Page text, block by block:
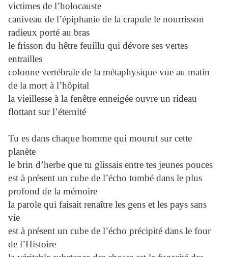
victimes de l’holocauste
caniveau de l’épiphanie de la crapule le nourrisson
radieux porté au bras
le frisson du hêtre feuillu qui dévore ses vertes
entrailles
colonne vertébrale de la métaphysique vue au matin
de la mort à l’hôpital
la vieillesse à la fenêtre enneigée ouvre un rideau
flottant sur l’éternité
Tu es dans chaque homme qui mourut sur cette
planète
le brin d’herbe que tu glissais entre tes jeunes pouces
est à présent un cube de l’écho tombé dans le plus
profond de la mémoire
la parole qui faisait renaître les gens et les pays sans
vie
est à présent un cube de l’écho précipité dans le four
de l’Histoire